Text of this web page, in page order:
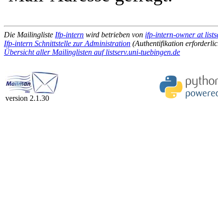
Die Mailingliste Ifp-intern wird betrieben von ifp-intern-owner at
Ifp-intern Schnittstelle zur Administration (Authentifikation
Übersicht aller Mailinglisten auf listserv.uni-tuebingen.de
version 2.1.30